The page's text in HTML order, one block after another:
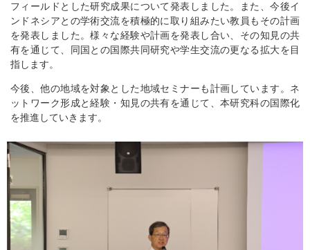
フィールドとした研究成果について発表しました。また、今後イ
ンドネシアとの学術交流を積極的に取り組みたい教員もその計画
を発表しました。様々な経験や計画を発表し合い、その知見の共
有を通じて、同国との国際共同研究や学生交流の更なる拡大を目
指します。
今後、他の地域を対象とした地域セミナーも計画しています。ネ
ットワーク形成と経験・知見の共有を通じて、本研究科の国際化
を推進していきます。